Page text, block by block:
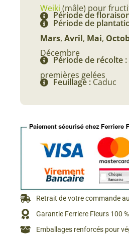
Weiki (mâle) pour
Période de
Période de
Mars, Avril, Mai,
Décembre
Période de récolte :
premières gelées
Feuillage : Caduc
Retrait de votre commande
Garantie Ferriere Fleurs 100
Emballages renforcés pour